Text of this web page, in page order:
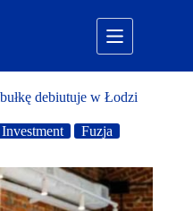
debiutuje w Łodzi
Fuzja